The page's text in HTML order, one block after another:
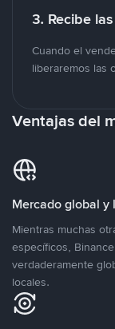
3. Recibe
Cuando el
liberaremos las
Ventajas del
Mercado global y
Mientras muchas
específicos,
verdaderamente
locales.